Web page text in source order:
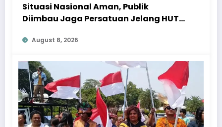
Situasi Nasional Aman, Publik
Diimbau Jaga Persatuan Jelang HUT
Ke-81 RI
August 8, 2026